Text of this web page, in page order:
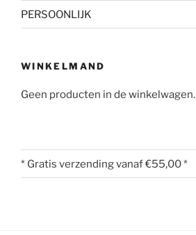
PERSOONLIJK
WINKELMAND
Geen producten in de winkelwagen.
* Gratis verzending vanaf €55,00 *